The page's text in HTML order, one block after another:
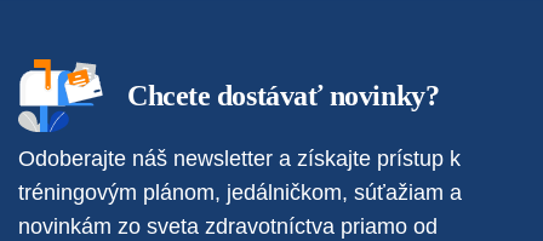
Chcete dostávať novinky?
Odoberajte náš newsletter a získajte prístup k
tréningovým plánom, jedálničkom, súťažiam a
novinkám zo sveta zdravotníctva priamo od